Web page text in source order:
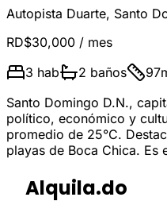
Autopista Duarte, Santo
RD$30,000 / mes
3 hab 2 baños 97
Santo Domingo D.N.,
político, económico y
promedio de 25°C.
playas de Boca Chica.
Alquila.do